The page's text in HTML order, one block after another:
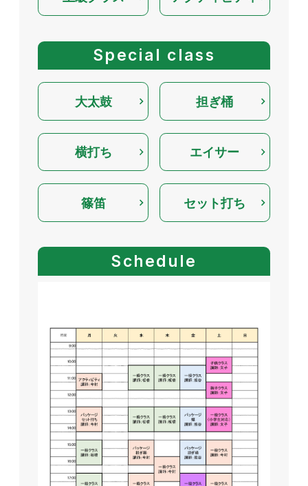
Special class
大太鼓 担ぎ桶
横打ち エイサー
篠笛 セット打ち
Schedule